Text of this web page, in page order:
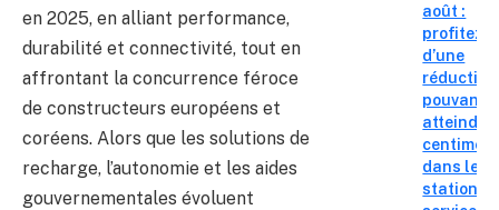
en 2025, en alliant performance,
durabilité et connectivité, tout en
affrontant la concurrence féroce
de constructeurs européens et
coréens. Alors que les solutions de
recharge, l’autonomie et les aides
gouvernementales évoluent
août :
profitez
d’une
réduction
pouvant
atteindre
centimes
dans les
stations-